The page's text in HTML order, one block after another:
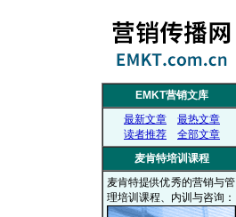
EMKT营销文库
最新文章
最热文章
读者推荐
全部文章
麦肯特培训课程
麦肯特提供优秀的营销与管
理培训课程、内训与咨询：